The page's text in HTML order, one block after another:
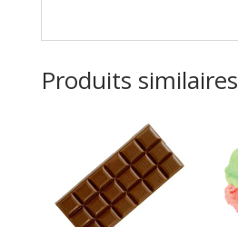
Produits similaires